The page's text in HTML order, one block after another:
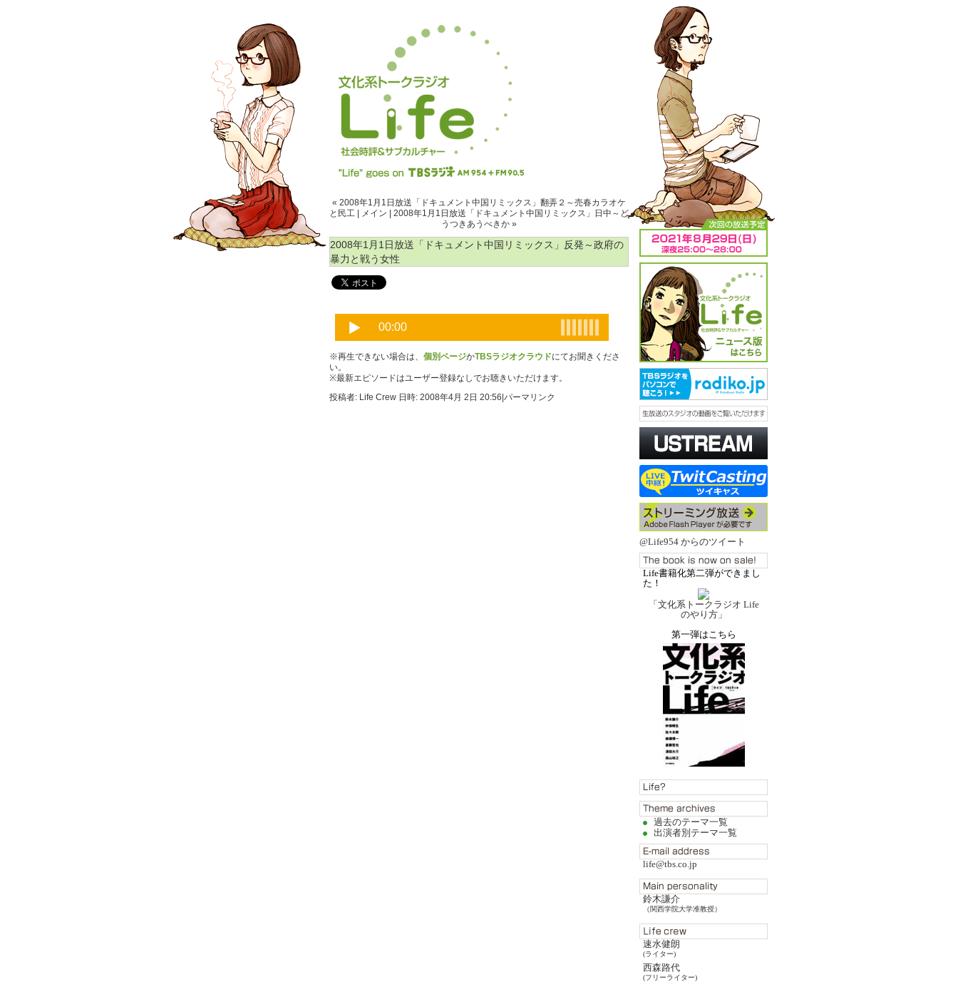
@Life954 からのツイート
Life書籍化第二弾ができまし
た！
「文化系トークラジオ Life
のやり方」
第一弾はこちら
過去のテーマ一覧
出演者別テーマ一覧
life@tbs.co.jp
鈴木謙介
（関西学院大学准教授）
速水健朗
(ライター)
西森路代
(フリーライター)
« 2008年1月1日放送「ドキュメント中国リミックス」翻弄２～売春カラオケ
と民工
メイン
2008年1月1日放送「ドキュメント中国リミックス」日中～ど
うつきあうべきか »
2008年1月1日放送「ドキュメント中国リミックス」反発～政府の
暴力と戦う女性
※再生できない場合は、 個別ページかTBSラジオクラウドにてお聞きくださ
い。
※最新エピソードはユーザー登録なしでお聴きいただけます。
投稿者: Life Crew 日時: 2008年4月 2日 20:56 パーマリンク